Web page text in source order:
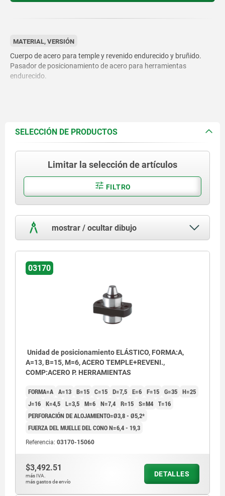
MATERIAL, VERSIÓN
Cuerpo de acero para temple y revenido endurecido y bruñido.
Pasador de posicionamiento de acero para herramientas
endurecido.
SELECCIÓN DE PRODUCTOS
Limitar la selección de artículos
FILTRO
mostrar / ocultar dibujo
03170
Unidad de posicionamiento ELÁSTICO, FORMA:A,
A=13, B=15, M=6, ACERO TEMPLE+REVENI.,
COMP:ACERO P. HERRAMIENTAS
FORMA=A A=13 B=15 C=15 D=7,5 E=6 F=15 G=35 H=25
J=16 K=4,5 L=3,5 M=6 N=7,4 R=15 S=M4 T=16
PERFORACIÓN DE ALOJAMIENTO=Ø3,8 - Ø5,2*
FUERZA DEL MUELLE DEL CONO N=6,4 - 19,3
Referencia: 03170-15060
$3,492.51
más IVA.
más gastos de envío
DETALLES